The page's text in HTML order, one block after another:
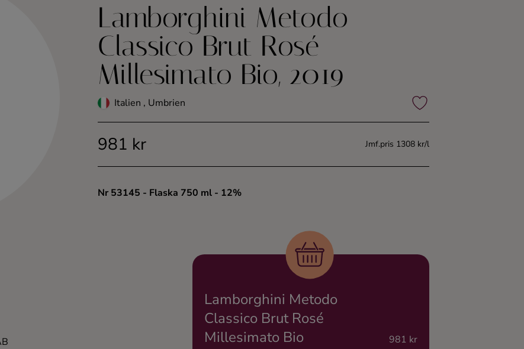
Lamborghini Metodo
Classico Brut Rosé
Millesimato Bio, 2019
Italien , Umbrien
981 kr Jmf.pris 1308 kr/l
Nr 53145 - Flaska 750 ml - 12%
Lamborghini Metodo
Classico Brut Rosé
Millesimato Bio
981 kr